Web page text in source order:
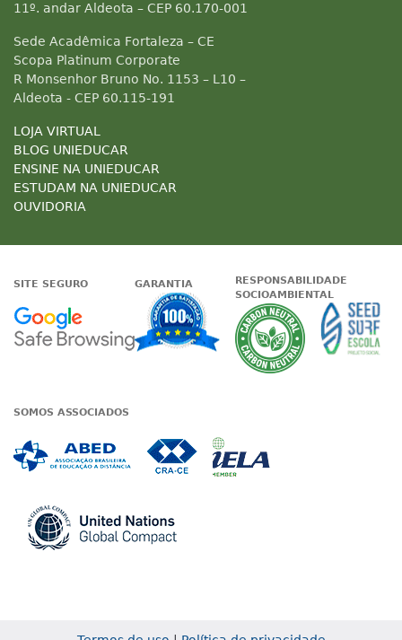
11º. andar Aldeota – CEP 60.170-001
Sede Acadêmica Fortaleza – CE
Scopa Platinum Corporate
R Monsenhor Bruno No. 1153 – L10 –
Aldeota - CEP 60.115-191
LOJA VIRTUAL
BLOG UNIEDUCAR
ENSINE NA UNIEDUCAR
ESTUDAM NA UNIEDUCAR
OUVIDORIA
SITE SEGURO
Google - Status do site no
GARANTIA
Garantia de
RESPONSABILIDADE
SOCIOAMBIENTAL
A
SOMOS ASSOCIADOS